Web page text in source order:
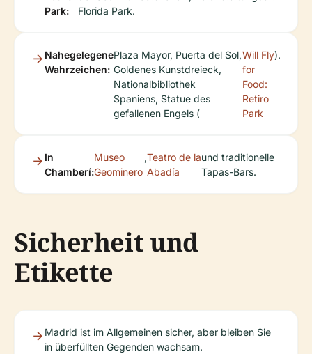
Park:
Florida Park.
Nahegelegene
Wahrzeichen:
Plaza Mayor, Puerta del Sol,
Goldenes Kunstdreieck,
Nationalbibliothek
Spaniens, Statue des
gefallenen Engels (
Will Fly
for
Food:
Retiro
Park
).
In
Chamberí:
Museo
Geominero
,Teatro de la
Abadía
und traditionelle
Tapas-Bars.
Sicherheit und
Etikette
Madrid ist im Allgemeinen sicher, aber bleiben Sie
in überfüllten Gegenden wachsam.